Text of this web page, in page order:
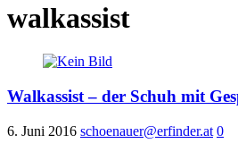
walkassist
Walkassist – der Schuh mit
6. Juni 2016 schoenauer@erfinder.at 0